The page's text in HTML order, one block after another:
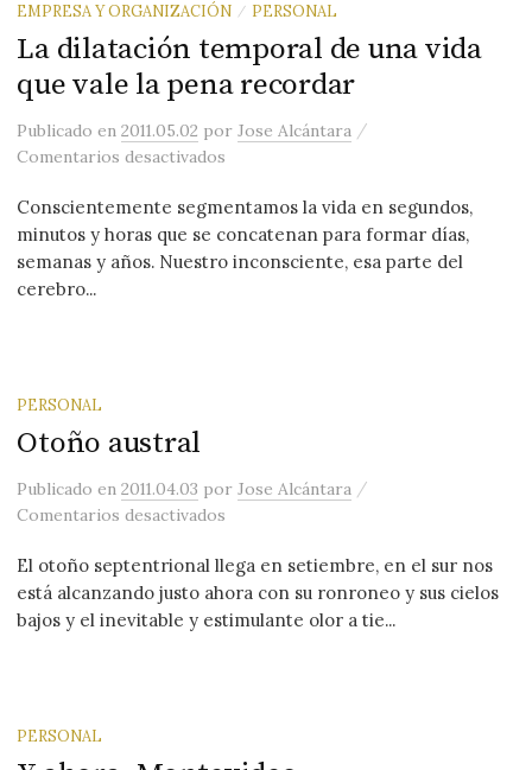
EMPRESA Y ORGANIZACIÓN / PERSONAL
La dilatación temporal de una vida
que vale la pena recordar
Publicadoen2011.05.02 porJose Alcántara /
Comentarios desactivados
Conscientemente segmentamos la vida en segundos,
minutos y horas que se concatenan para formar días,
semanas y años. Nuestro inconsciente, esa parte del
cerebro...
PERSONAL
Otoño austral
Publicadoen2011.04.03 porJose Alcántara /
Comentarios desactivados
El otoño septentrional llega en setiembre, en el sur nos
está alcanzando justo ahora con su ronroneo y sus cielos
bajos y el inevitable y estimulante olor a tie...
PERSONAL